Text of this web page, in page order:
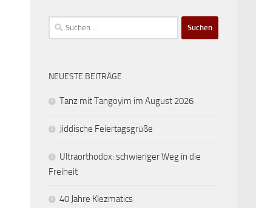
Suchen
nach:
NEUESTE BEITRÄGE
Tanz mit Tangoyim im August 2026
Jiddische Feiertagsgrüße
Ultraorthodox: schwieriger Weg in die
Freiheit
40 Jahre Klezmatics